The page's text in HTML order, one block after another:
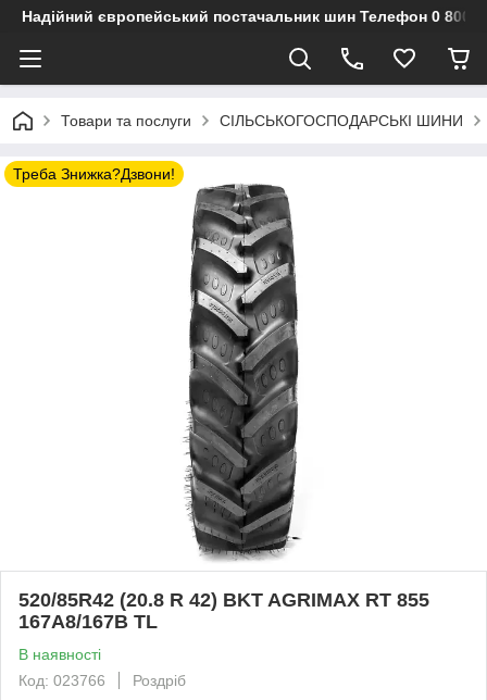
Надійний європейський постачальник шин Телефон 0 800
Товари та послуги СІЛЬСЬКОГОСПОДАРСЬКІ ШИНИ
Треба Знижка?Дзвони!
520/85R42 (20.8 R 42) BKT AGRIMAX RT 855
167A8/167B TL
В наявності
Код: 023766
Роздріб